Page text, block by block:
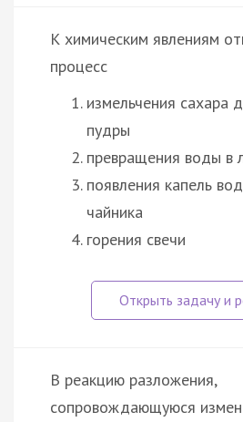
К химическим явлениям
процесс
измельчения сахара
пудры
превращения воды в
появления капель
чайника
горения свечи
В реакцию разложения,
сопровождающуюся